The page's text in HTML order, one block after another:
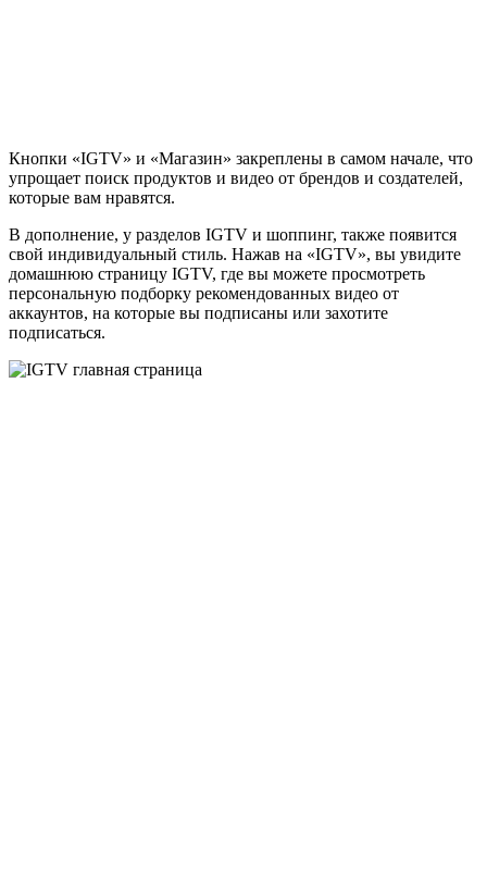
Кнопки «IGTV» и «Магазин» закреплены в самом начале, что
упрощает поиск продуктов и видео от брендов и создателей,
которые вам нравятся.
В дополнение, у разделов IGTV и шоппинг, также появится
свой индивидуальный стиль. Нажав на «IGTV», вы увидите
домашнюю страницу IGTV, где вы можете просмотреть
персональную подборку рекомендованных видео от
аккаунтов, на которые вы подписаны или захотите
подписаться.